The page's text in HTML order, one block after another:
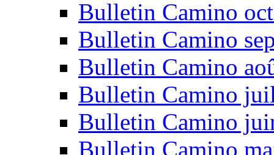
Bulletin Camino
Bulletin Camino
Bulletin Camino
Bulletin Camino
Bulletin Camino
Bulletin Camino